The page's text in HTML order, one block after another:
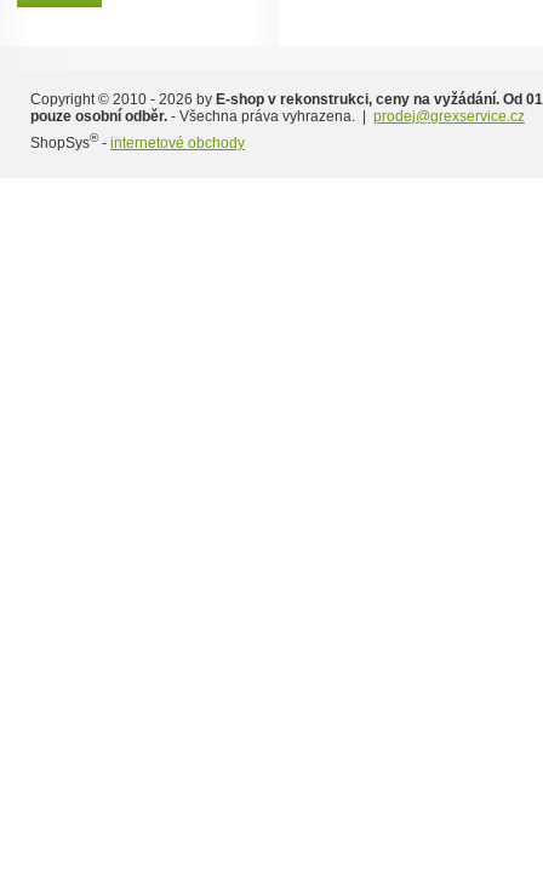
Copyright © 2010 - 2026 by E-shop v rekonstrukci, ceny na vyžádání. Od
pouze osobní odběr. - Všechna práva vyhrazena. | prodej@grexservice.cz
ShopSys®- internetové obchody